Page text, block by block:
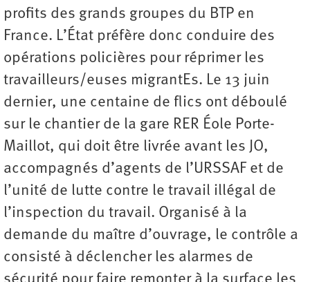
profits des grands groupes du BTP en
France. L’État préfère donc conduire des
opérations policières pour réprimer les
travailleurs/euses migrantEs. Le 13 juin
dernier, une centaine de flics ont déboulé
sur le chantier de la gare RER Éole Porte-
Maillot, qui doit être livrée avant les JO,
accompagnés d’agents de l’URSSAF et de
l’unité de lutte contre le travail illégal de
l’inspection du travail. Organisé à la
demande du maître d’ouvrage, le contrôle a
consisté à déclencher les alarmes de